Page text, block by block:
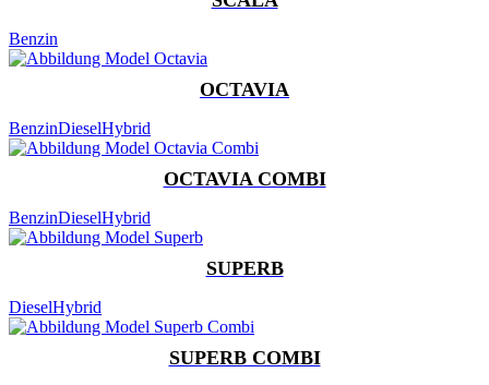
Benzin
OCTAVIA
BenzinDieselHybrid
OCTAVIA COMBI
BenzinDieselHybrid
SUPERB
DieselHybrid
SUPERB COMBI